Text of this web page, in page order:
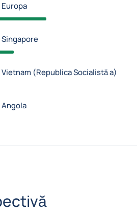
Europa
Singapore
Vietnam (Republica Socialistă a)
Angola